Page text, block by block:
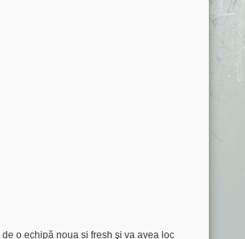
o echipă noua si fresh şi va avea loc